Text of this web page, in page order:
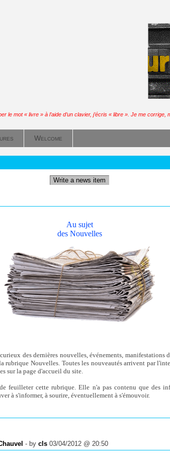
le mot « livre » à l’aide d’un clavier, j’écris « libre ». Je me corrige,
Welcome
Write a news item
Au sujet
des Nouvelles
des dernières nouvelles, événements, manifestations
rubrique Nouvelles. Toutes les nouveautés arrivent par
sur la page d'accueil du site.
feuilleter cette rubrique. Elle n'a pas contenu que des
à s'informer, à sourire, éventuellement à s'émouvoir.
- by cls 03/04/2012 @ 20:50